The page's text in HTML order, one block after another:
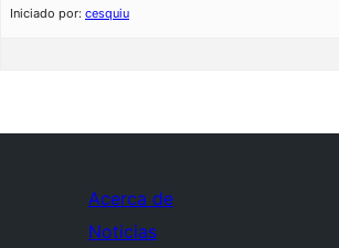
Iniciado por: cesquiu
Acerca de
Noticias